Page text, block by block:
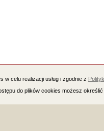
w celu realizacji usług i zgodnie z
do plików cookies możesz